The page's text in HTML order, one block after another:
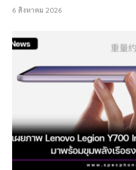
6 สิงหาคม 2026